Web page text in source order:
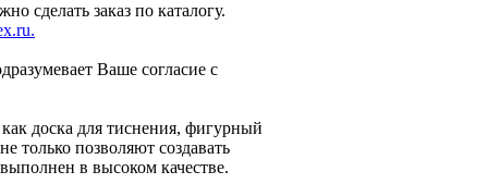
сделать заказ по каталогу.
Ваше согласие с
доска для тиснения, фигурный
позволяют создавать
в высоком качестве.